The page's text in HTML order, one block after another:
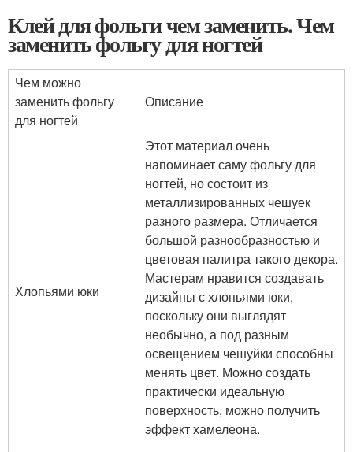
Клей для фольги чем заменить. Чем
заменить фольгу для ногтей
Чем можно
заменить фольгу
для ногтей
Описание
Хлопьями юки
Этот материал очень
напоминает саму фольгу для
ногтей, но состоит из
металлизированных чешуек
разного размера. Отличается
большой разнообразностью и
цветовая палитра такого декора.
Мастерам нравится создавать
дизайны с хлопьями юки,
поскольку они выглядят
необычно, а под разным
освещением чешуйки способны
менять цвет. Можно создать
практически идеальную
поверхность, можно получить
эффект хамелеона.